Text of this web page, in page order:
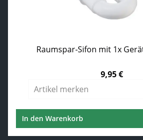
Raumspar-Sifon mit 1x
9,95 €
Artikel merken
In den Warenkorb